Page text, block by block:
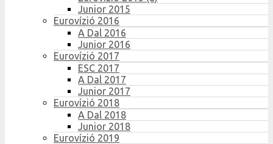
Junior 2015
Eurovízió 2016
A Dal 2016
Junior 2016
Eurovízió 2017
ESC 2017
A Dal 2017
Junior 2017
Eurovízió 2018
A Dal 2018
Junior 2018
Eurovízió 2019